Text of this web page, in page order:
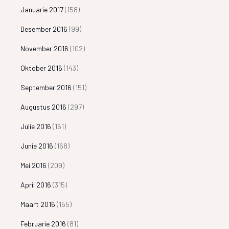
Januarie 2017(158)
Desember 2016 (99)
November 2016 (102)
Oktober 2016 (143)
September 2016 (151)
Augustus 2016 (297)
Julie 2016 (161)
Junie 2016 (168)
Mei 2016 (209)
April 2016 (315)
Maart 2016 (155)
Februarie 2016 (81)